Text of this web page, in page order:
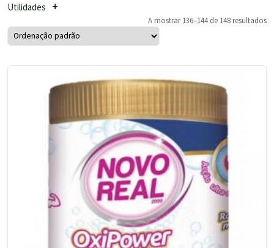
Utilidades
A mostrar 136–144 de 148 resultados